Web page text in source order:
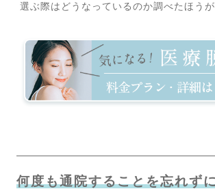
選ぶ際はどうなっているのか調べたほうが
何度も通院することを忘れず